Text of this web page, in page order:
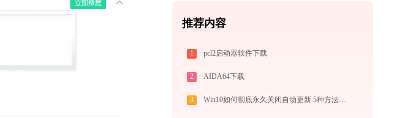
推荐内容
1 pcl2启动器软件下载
2 AIDA64下载
3 Win10如何彻底永久关闭自动更新 5种方法教你永久关闭win10自动更新